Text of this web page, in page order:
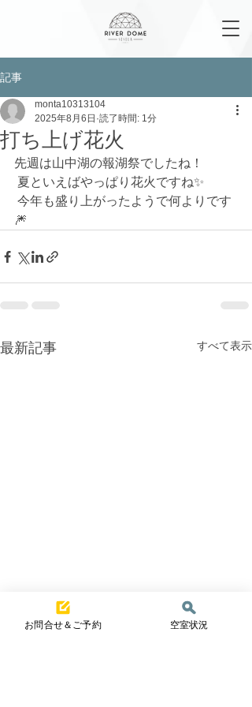
記事
打ち上げ花火
monta10313104
2025年8月6日 読了時間: 1分
先週は山中湖の報湖祭でしたね！
夏といえばやっぱり花火ですね✨
🎆
最新記事 すべて表示
お問合せ＆ご予約 空室状況